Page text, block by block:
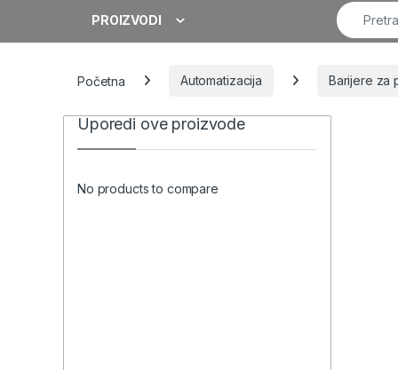
PROIZVODI
Search for:
Početna Automatizacija Barijere za
Uporedi ove proizvode
No products to compare